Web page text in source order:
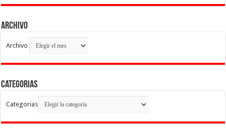
Archivo
Archivo
Categorias
Categorias